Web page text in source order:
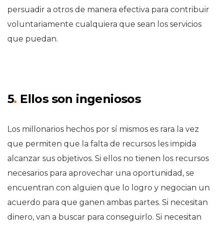
persuadir a otros de manera efectiva para contribuir
voluntariamente cualquiera que sean los servicios
que puedan.
5. Ellos son ingeniosos
Los millonarios hechos por sí mismos es rara la vez
que permiten que la falta de recursos les impida
alcanzar sus objetivos. Si ellos no tienen los recursos
necesarios para aprovechar una oportunidad, se
encuentran con alguien que lo logro y negocian un
acuerdo para que ganen ambas partes. Si necesitan
dinero, van a buscar para conseguirlo. Si necesitan